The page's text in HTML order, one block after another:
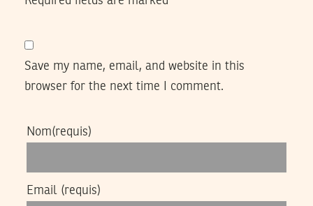
Save my name, email, and website in this
browser for the next time I comment.
Nom(requis)
Email (requis)